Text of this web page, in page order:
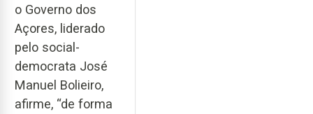
o Governo dos
Açores, liderado
pelo social-
democrata José
Manuel Bolieiro,
afirme, “de forma